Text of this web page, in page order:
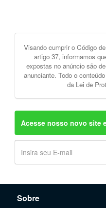
Visando cumprir o Código
artigo 37, informamos
expostas no anúncio são
anunciante. Todo o
da Lei de
Acesse nosso novo site
Sobre